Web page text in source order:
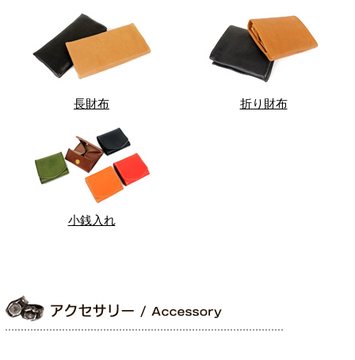
長財布 折り財布
小銭入れ